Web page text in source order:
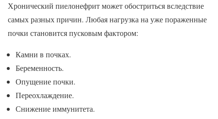
Хронический пиелонефрит может обостриться вследствие
самых разных причин. Любая нагрузка на уже пораженные
почки становится пусковым фактором:
Камни в почках.
Беременность.
Опущение почки.
Переохлаждение.
Снижение иммунитета.